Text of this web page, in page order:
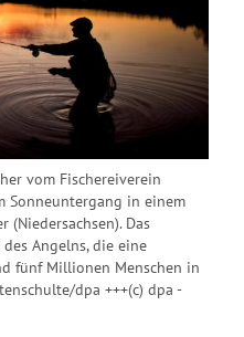
vom Fischereiverein
Sonneuntergang in einem
(Niedersachsen). Das
Angelns, die eine
fünf Millionen Menschen in
dpa +++(c) dpa -